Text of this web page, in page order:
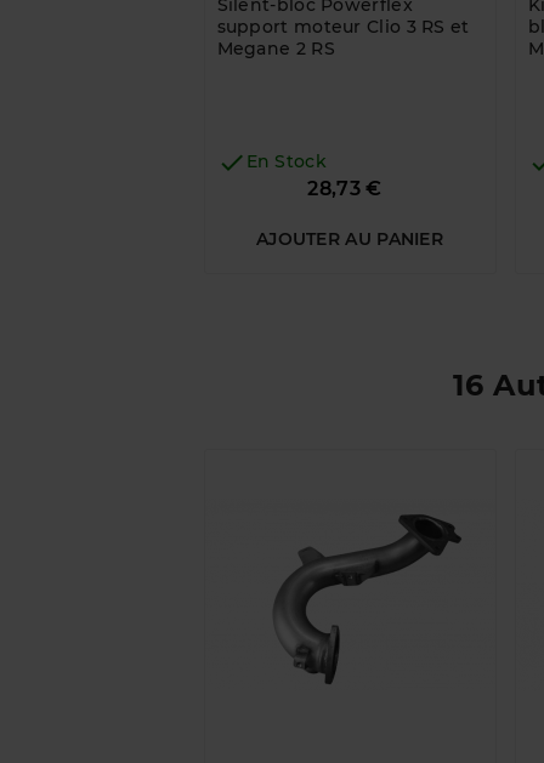
Silent-bloc Powerflex
support moteur Clio 3 RS et
Megane 2 RS
 En Stock
28,73 €
AJOUTER AU PANIER
16